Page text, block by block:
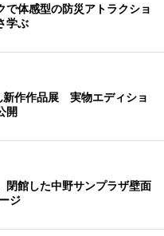
で体感型の防災アトラクショ
学ぶ
新作作品展 実物エディショ
開
閉館した中野サンプラザ壁面
ジ